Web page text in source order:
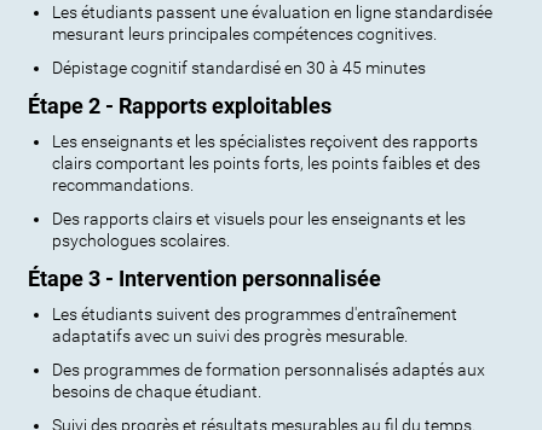
Les étudiants passent une évaluation en ligne standardisée
mesurant leurs principales compétences cognitives.
Dépistage cognitif standardisé en 30 à 45 minutes
Étape 2 - Rapports exploitables
Les enseignants et les spécialistes reçoivent des rapports
clairs comportant les points forts, les points faibles et des
recommandations.
Des rapports clairs et visuels pour les enseignants et les
psychologues scolaires.
Étape 3 - Intervention personnalisée
Les étudiants suivent des programmes d'entraînement
adaptatifs avec un suivi des progrès mesurable.
Des programmes de formation personnalisés adaptés aux
besoins de chaque étudiant.
Suivi des progrès et résultats mesurables au fil du temps.